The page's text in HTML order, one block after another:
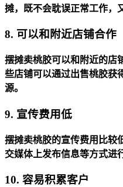
摊，既不会耽误正常工作，
8. 可以和附近店铺合作
摆摊卖桃胶可以和附近的店
些店铺可以通过出售桃胶获
源。
9. 宣传费用低
摆摊卖桃胶的宣传费用比较
交媒体上发布信息等方式进
10. 容易积累客户